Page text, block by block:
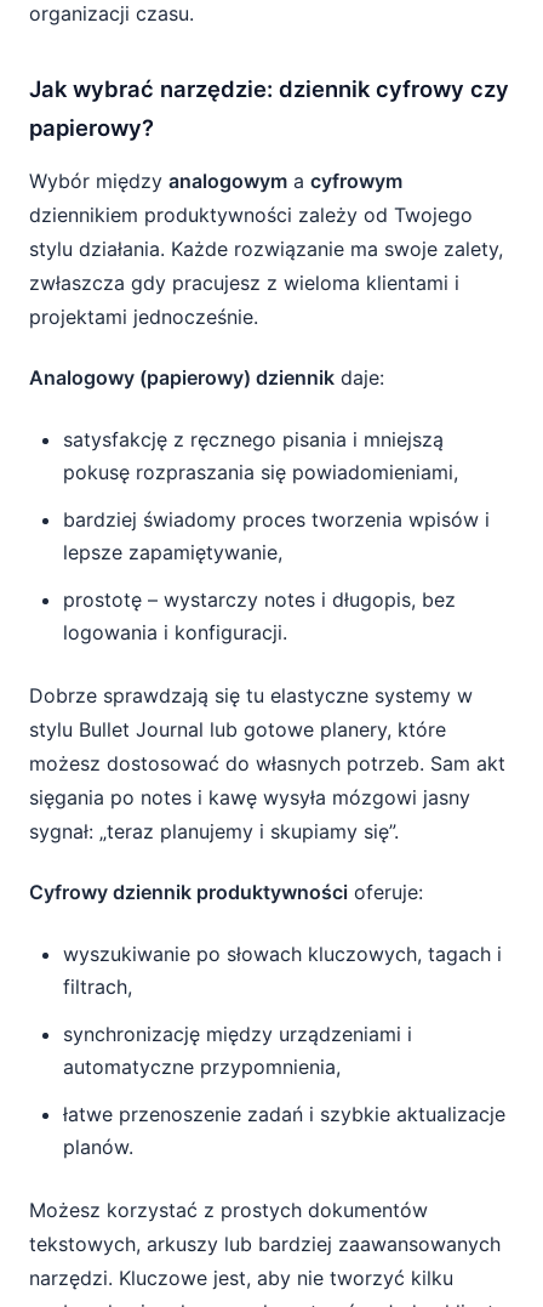
organizacji czasu.
Jak wybrać narzędzie: dziennik cyfrowy czy
papierowy?
Wybór między analogowym a cyfrowym
dziennikiem produktywności zależy od Twojego
stylu działania. Każde rozwiązanie ma swoje zalety,
zwłaszcza gdy pracujesz z wieloma klientami i
projektami jednocześnie.
Analogowy (papierowy) dziennik daje:
satysfakcję z ręcznego pisania i mniejszą
pokusę rozpraszania się powiadomieniami,
bardziej świadomy proces tworzenia wpisów i
lepsze zapamiętywanie,
prostotę – wystarczy notes i długopis, bez
logowania i konfiguracji.
Dobrze sprawdzają się tu elastyczne systemy w
stylu Bullet Journal lub gotowe planery, które
możesz dostosować do własnych potrzeb. Sam akt
sięgania po notes i kawę wysyła mózgowi jasny
sygnał: „teraz planujemy i skupiamy się”.
Cyfrowy dziennik produktywności oferuje:
wyszukiwanie po słowach kluczowych, tagach i
filtrach,
synchronizację między urządzeniami i
automatyczne przypomnienia,
łatwe przenoszenie zadań i szybkie aktualizacje
planów.
Możesz korzystać z prostych dokumentów
tekstowych, arkuszy lub bardziej zaawansowanych
narzędzi. Kluczowe jest, aby nie tworzyć kilku